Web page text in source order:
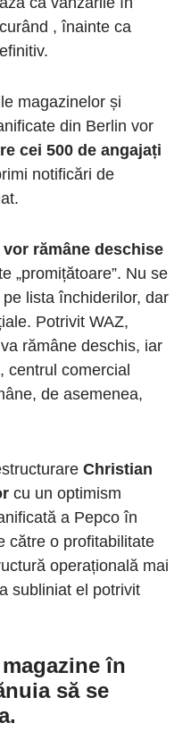
, înainte ca
magazinelor și
din Berlin vor
cei 500 de angajați
notificări de
vor rămâne deschise
„promițătoare”. Nu se
lista închiderilor, dar
Potrivit WAZ,
rămâne deschis, iar
centrul comercial
de asemenea,
Christian
cu un optimism
a Pepco în
către o profitabilitate
operațională mai
subliniat el potrivit
în
să se